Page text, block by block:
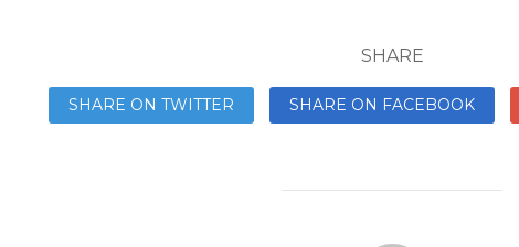
SHARE
SHARE ON TWITTER SHARE ON FACEBOOK